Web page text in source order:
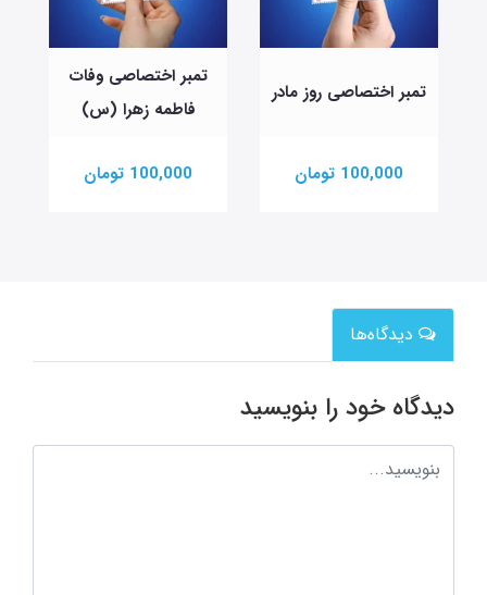
تمبر اختصاصی روز مادر
100,000 تومان
تمبر اختصاصی وفات
فاطمه زهرا (س)
100,000 تومان
دیدگاه‌ها
دیدگاه خود را بنویسید